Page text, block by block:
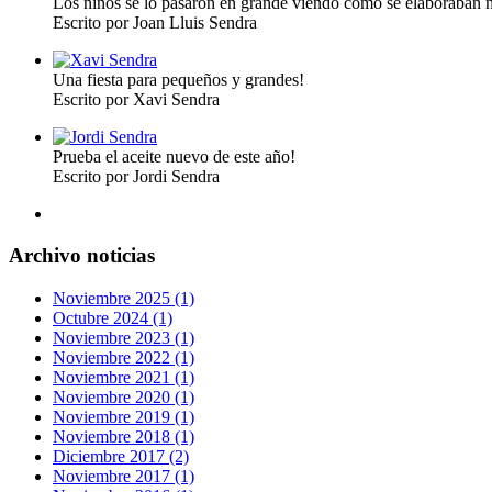
Escrito por Joan Lluis Sendra
Una fiesta para pequeños y grandes!
Escrito por Xavi Sendra
Prueba el aceite nuevo de este año!
Escrito por Jordi Sendra
Archivo noticias
Noviembre 2025 (1)
Octubre 2024 (1)
Noviembre 2023 (1)
Noviembre 2022 (1)
Noviembre 2021 (1)
Noviembre 2020 (1)
Noviembre 2019 (1)
Noviembre 2018 (1)
Diciembre 2017 (2)
Noviembre 2017 (1)